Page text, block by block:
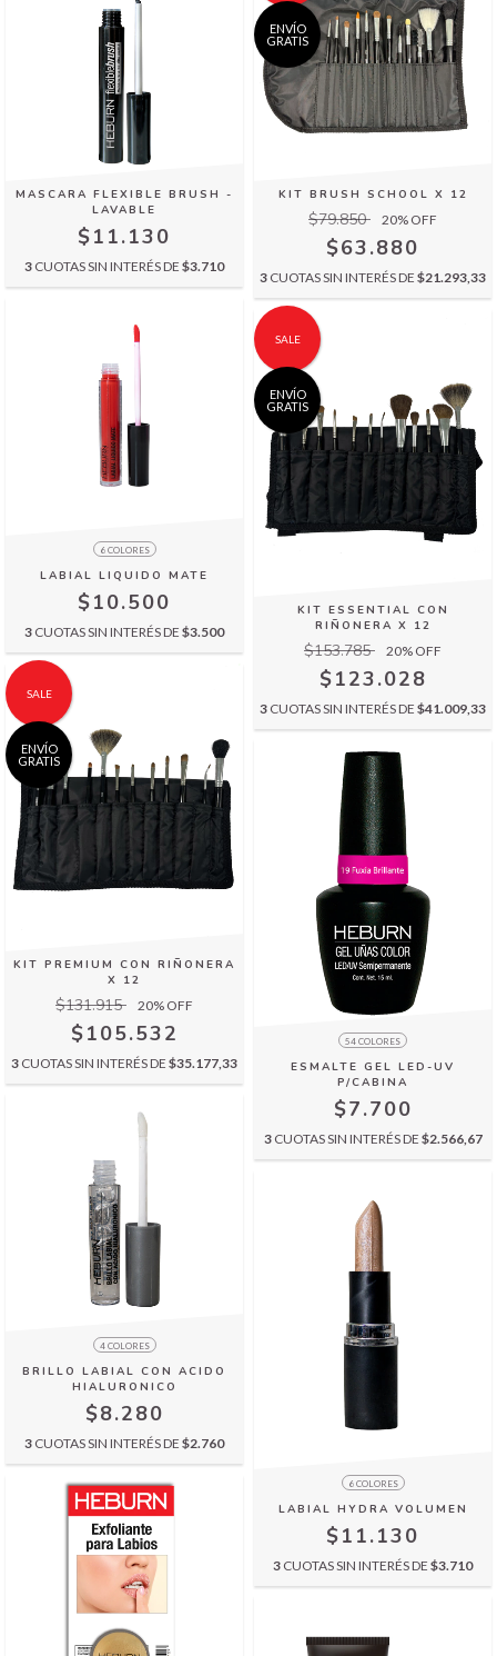
MASCARA FLEXIBLE BRUSH -
LAVABLE
$11.130
3 CUOTAS SIN INTERÉS DE $3.710
ENVÍO
GRATIS
KIT BRUSH SCHOOL X 12
$79.850 20% OFF
$63.880
3 CUOTAS SIN INTERÉS DE $21.293,33
6 COLORES
LABIAL LIQUIDO MATE
$10.500
3 CUOTAS SIN INTERÉS DE $3.500
SALE
ENVÍO
GRATIS
KIT ESSENTIAL CON
RIÑONERA X 12
$153.785 20% OFF
$123.028
3 CUOTAS SIN INTERÉS DE $41.009,33
SALE
ENVÍO
GRATIS
KIT PREMIUM CON RIÑONERA
X 12
$131.915 20% OFF
$105.532
3 CUOTAS SIN INTERÉS DE $35.177,33
54 COLORES
ESMALTE GEL LED-UV
P/CABINA
$7.700
3 CUOTAS SIN INTERÉS DE $2.566,67
4 COLORES
BRILLO LABIAL CON ACIDO
HIALURONICO
$8.280
3 CUOTAS SIN INTERÉS DE $2.760
6 COLORES
LABIAL HYDRA VOLUMEN
$11.130
3 CUOTAS SIN INTERÉS DE $3.710